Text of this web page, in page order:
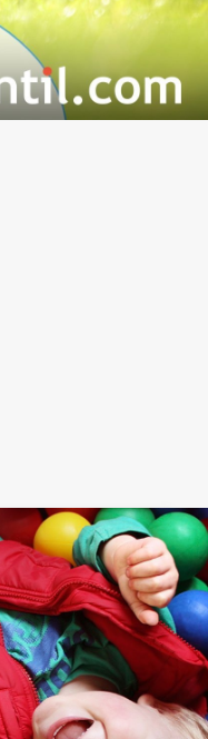
y felicidad
sino quien menos
máxima se aplica
que podemos
demás que
valor que
de la